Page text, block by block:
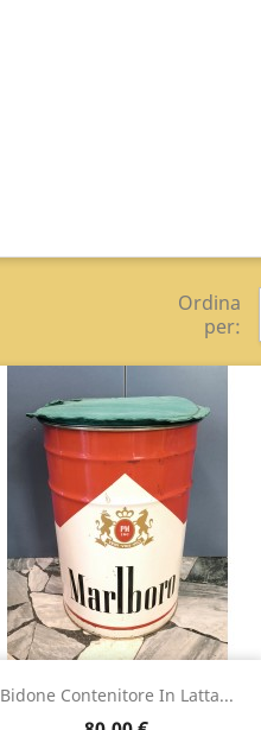
Ordina
per:
Bidone Contenitore In Latta...
 Anteprima